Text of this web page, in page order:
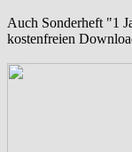
Auch Sonderheft "1
kostenfreien